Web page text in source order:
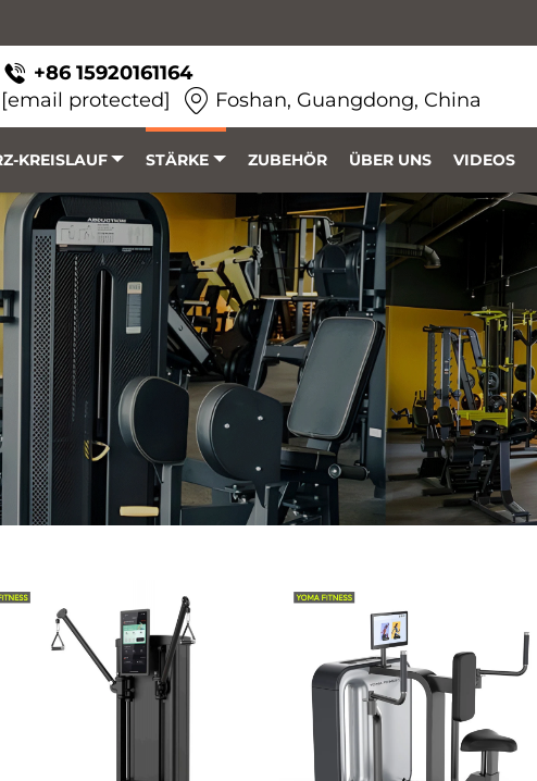
+86 15920161164
[email protected]
Foshan, Guangdong, China
KREISLAUF STÄRKE ZUBEHÖR ÜBER UNS VIDEOS